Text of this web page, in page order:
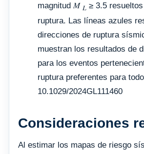
magnitud 𝑀 𝐿 ≥ 3.5
ruptura. Las líneas azules
direcciones de ruptura
muestran los resultados de
para los eventos
ruptura preferentes para
10.1029/2024GL111460
Consideraciones
Al estimar los mapas de riesgo